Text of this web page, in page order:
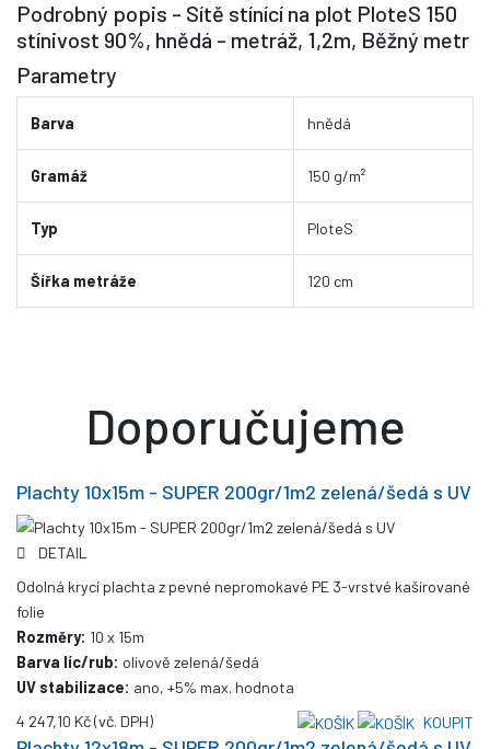
Podrobný popis - Sítě stínící na plot PloteS 150
stínivost 90%, hnědá - metráž, 1,2m, Běžný metr
Parametry
Barva hnědá
Gramáž 150 g/m²
Typ PloteS
Šířka metráže 120 cm
Doporučujeme
Plachty 10x15m - SUPER 200gr/1m2 zelená/šedá s UV
DETAIL
Odolná krycí plachta z pevné nepromokavé PE 3-vrstvé kašírované
folie
Rozměry: 10 x 15m
Barva líc/rub: olivově zelená/šedá
UV stabilizace: ano, +5% max. hodnota
4 247,10 Kč(vč. DPH) KOUPIT